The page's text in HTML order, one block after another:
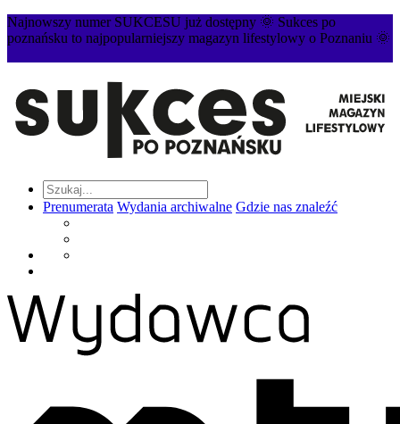
Najnowszy numer SUKCESU już dostępny 🌞 Sukces po
poznańsku to najpopularniejszy magazyn lifestylowy o Poznaniu 🌞
Prenumerata Wydania archiwalne Gdzie nas znaleźć